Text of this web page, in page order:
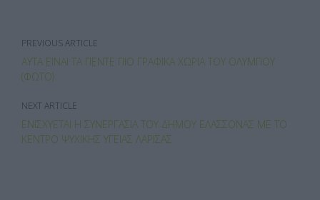
o
k
n
ίτ
PREVIOUS ARTICLE
ΑΥΤΆ ΕΊΝΑΙ ΤΑ ΠΈΝΤΕ ΠΙΟ ΓΡΑΦΙΚΆ ΧΩΡΙΆ ΤΟΥ ΟΛΎΜΠΟΥ
(ΦΩΤΌ)
NEXT ARTICLE
ΕΝΙΣΧΎΕΤΑΙ Η ΣΥΝΕΡΓΑΣΊΑ ΤΟΥ ΔΉΜΟΥ ΕΛΑΣΣΌΝΑΣ ΜΕ ΤΟ
ΚΈΝΤΡΟ ΨΥΧΙΚΉΣ ΥΓΕΊΑΣ ΛΆΡΙΣΑΣ